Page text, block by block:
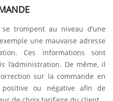
trompent au niveau d’une
une mauvaise adresse
Ces informations sont
l’administration. De même, il
sur la commande en
ou négative afin de